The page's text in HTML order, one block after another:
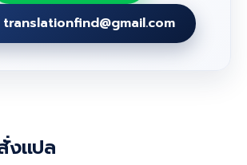
translationfind@gmail.com
งแปล